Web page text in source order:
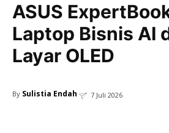
ASUS
Laptop Bisnis AI
Layar OLED
By Sulistia Endah 7 Juli 2026